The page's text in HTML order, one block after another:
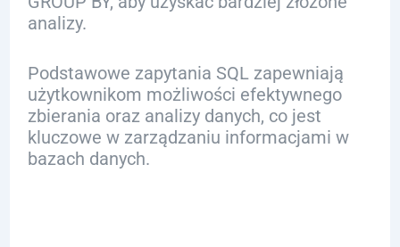
analizy.
Podstawowe zapytania SQL zapewniają
użytkownikom możliwości efektywnego
zbierania oraz analizy danych, co jest
kluczowe w zarządzaniu informacjami w
bazach danych.